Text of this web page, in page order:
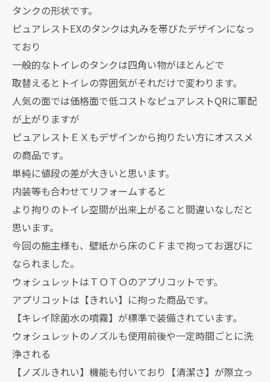
タンクの形状です。
ピュアレストEXのタンクは丸みを帯びたデザインになっ
ており
一般的なトイレのタンクは四角い物がほとんどで
取替えるとトイレの雰囲気がそれだけで変わります。
人気の面では価格面で低コストなピュアレストQRに軍配
が上がりますが
ピュアレストＥＸもデザインから拘りたい方にオススメ
の商品です。
単純に値段の差が大きいと思います。
内装等も合わせてリフォームすると
より拘りのトイレ空間が出来上がること間違いなしだと
思います。
今回の施主様も、壁紙から床のＣＦまで拘ってお選びに
なられました。
ウォシュレットはＴＯＴＯのアプリコットです。
アプリコットは【きれい】に拘った商品です。
【キレイ除菌水の噴霧】が標準で装備されています。
ウォシュレットのノズルも使用前後や一定時間ごとに洗
浄される
【ノズルきれい】機能も付いており【清潔さ】が際立っ